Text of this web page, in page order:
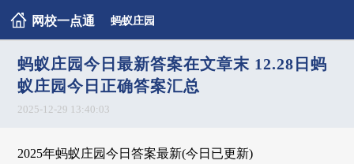
网校一点通 蚂蚁庄园
蚂蚁庄园今日最新答案在文章末 12.28日蚂
蚁庄园今日正确答案汇总
2025-12-29 13:40:03
2025年蚂蚁庄园今日答案最新(今日已更新)